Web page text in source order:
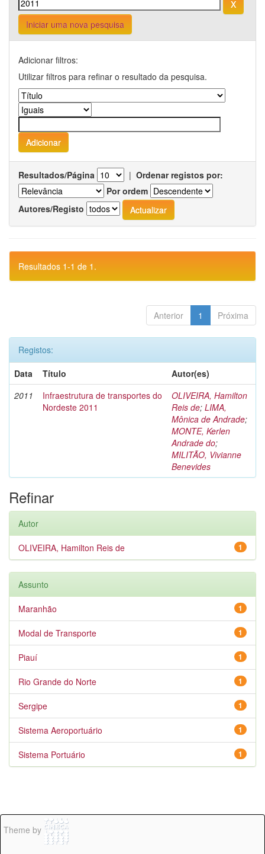
Iniciar uma nova pesquisa
Adicionar filtros:
Utilizar filtros para refinar o resultado da pesquisa.
Resultados/Página | Ordenar registos por:
Por ordem
Autores/Registo
Resultados 1-1 de 1.
Anterior 1 Próxima
Registos:
Data
Título
Autor(es)
2011
Infraestrutura de transportes do
Nordeste 2011
OLIVEIRA, Hamilton
Reis de; LIMA,
Mônica de Andrade;
MONTE, Kerlen
Andrade do;
MILITÃO, Vivianne
Benevides
Refinar
Autor
1
OLIVEIRA, Hamilton Reis de
Assunto
1
Maranhão
1
Modal de Transporte
1
Piauí
1
Rio Grande do Norte
1
Sergipe
1
Sistema Aeroportuário
1
Sistema Portuário
Theme by